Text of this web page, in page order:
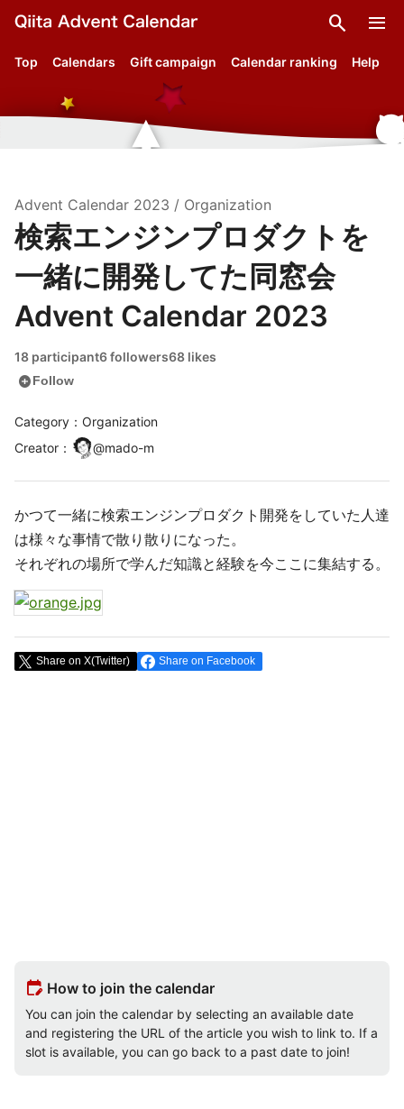
search menu
Top Calendars Gift campaign Calendar ranking Help
Advent Calendar 2023 / Organization
検索エンジンプロダクトを
一緒に開発してた同窓会
Advent Calendar 2023
18 participant6 followers68 likes
add_circleFollow
Category：Organization
Creator ： @mado-m
かつて一緒に検索エンジンプロダクト開発をしていた人達
は様々な事情で散り散りになった。
それぞれの場所で学んだ知識と経験を今ここに集結する。
Share on X(Twitter) Share on Facebook
edit_calendar How to join the calendar
You can join the calendar by selecting an available date
and registering the URL of the article you wish to link to. If a
slot is available, you can go back to a past date to join!